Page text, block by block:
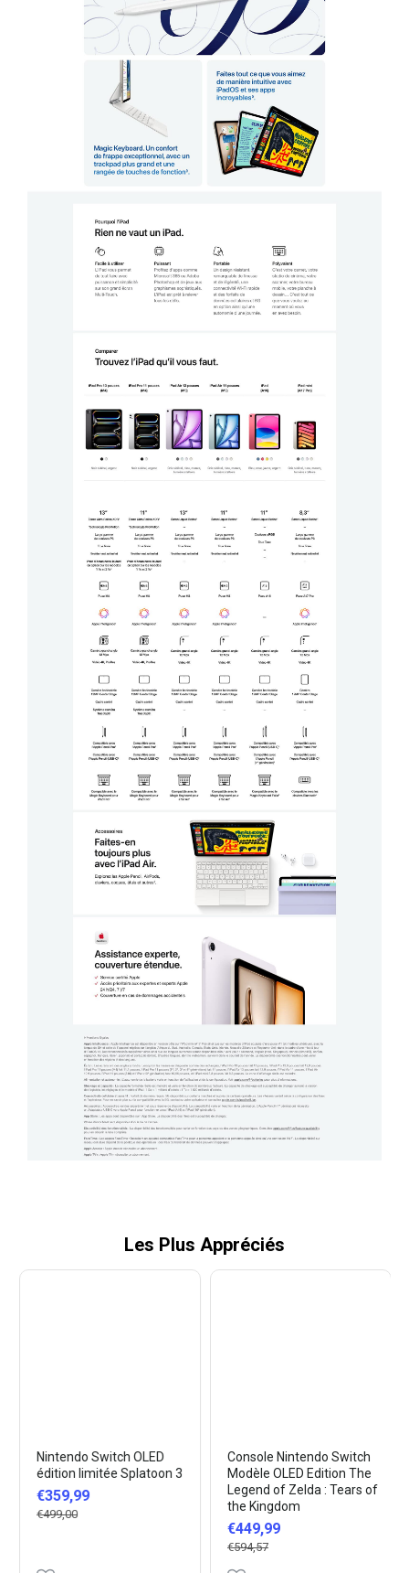
Les Plus Appréciés
Nintendo Switch OLED
édition limitée Splatoon 3
€359,99
€499,00
Console Nintendo Switch
Modèle OLED Edition The
Legend of Zelda : Tears of
the Kingdom
€449,99
€594,57